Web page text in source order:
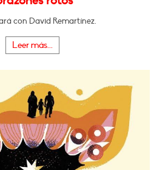
con David Remartínez.
Leer más...